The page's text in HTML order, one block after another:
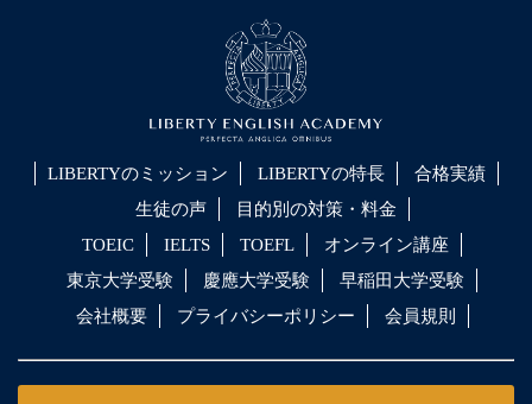
LIBERTYのミッション LIBERTYの特長
合格実績
生徒の声
目的別の対策・料金
TOEIC
IELTS TOEFL
オンライン講座
東京大学受験
慶應大学受験
早稲田大学受験
会社概要
プライバシーポリシー 会員規則